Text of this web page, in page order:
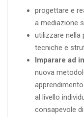
progettare e
a mediazione
utilizzare nella
tecniche e
Imparare ad
nuova
al livello
consapevole